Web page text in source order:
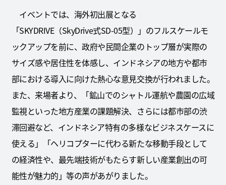
イベントでは、海外初出展となる
「SKYDRIVE（SkyDrive式SD-05型）」のフルスケールモ
ックアップを前に、政府や民間企業のトップ層が実際の
サイズ感や居住性を体感し、インドネシアの地方や都市
部における導入に向けた熱心な意見交換が行われました。
また、来場者より、「鉱山でのシャトル運航や農園の広域
監視といった地方産業の課題解決、さらには都市部の渋
滞回避など、インドネシア特有の多様なビジネスケースに
使える」「ヘリコプターに代わる新たな移動手段として
の経済性や、最先端技術がもたらす新しい産業創出の可
能性が魅力的」等の声があがりました。